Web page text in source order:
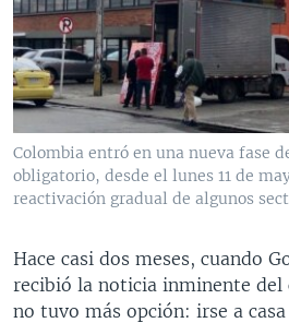
VENEZUELA
BRASIL
NICARAGUA
ECONOMÍA
ENTRETENIMIENTO Y CULTURA
TECNOLOGÍA
DEPORTES
CIENCIA Y SALUD
MULTIMEDIA
VIDEOS
FOTOGRAFÍA
AUDIOS
PROGRAMAS TV
EL MUNDO AL DÍA
FORO INTERAMERICANO
VISIÓN 360
PANORAMA
RADIO
AVANCE INFORMATIVO
AUDIONOTICIAS
ESTADOS UNIDOS AL DÍA
EL MUNDO AL DÍA [RADIO]
DIRECT
DOCUMENTALES DE LA VOA
SÍGANOS
Colombia entró en una nueva fase
obligatorio, desde el lunes 11 de
reactivación gradual de algunos
Hace casi dos meses, cuando
recibió la noticia inminente del
no tuvo más opción: irse a